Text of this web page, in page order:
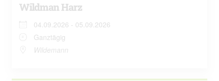
Wildman Harz
04.09.2026 - 05.09.2026
Ganztägig
Wildemann